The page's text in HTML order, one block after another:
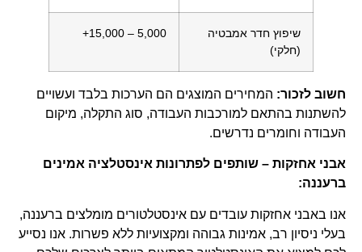
שיפוץ חדר אמבטיה
(חלקי)
5,000 – 15,000+
חשוב לזכור: המחירים המוצגים הם הערכות בלבד ועשויים
להשתנות בהתאם למורכבות העבודה, סוג התקלה, מיקום
העבודה וחומרים נדרשים.
אבני אחזקות – שותפים לפתרונות אינסטלציה אמינים
ברעננה:
אנו באבני אחזקות עובדים עם אינסטלטורים מומלצים ברעננה,
בעלי ניסיון רב, אמינות גבוהה ומקצועיות ללא פשרות. אנו נסייע